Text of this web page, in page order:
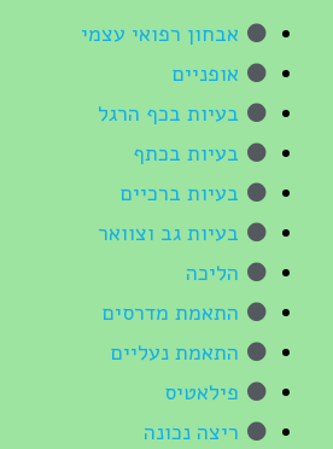
אבחון רפואי עצמי
אופניים
בעיות בכף הרגל
בעיות בכתף
בעיות ברכיים
בעיות גב וצוואר
הליכה
התאמת מדרסים
התאמת נעליים
פילאטיס
ריצה נכונה